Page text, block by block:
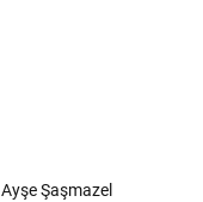
Ayşe Şaşmazel